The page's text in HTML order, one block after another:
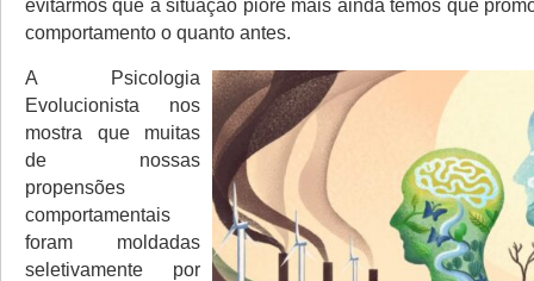
evitarmos que a situação piore mais ainda temos que
comportamento o quanto antes.
A Psicologia
Evolucionista nos
mostra que muitas
de nossas
propensões
comportamentais
foram moldadas
seletivamente por